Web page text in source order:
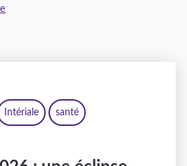
Intériale santé